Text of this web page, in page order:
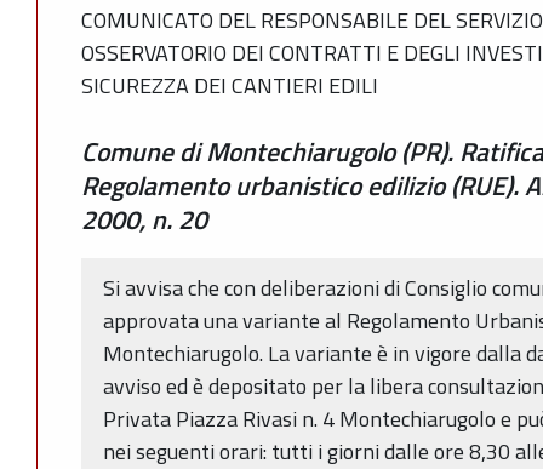
COMUNICATO DEL RESPONSABILE DEL
OSSERVATORIO DEI CONTRATTI E DEGLI
SICUREZZA DEI CANTIERI EDILI
Comune di Montechiarugolo (PR).
Regolamento urbanistico edilizio (RUE).
2000, n. 20
Si avvisa che con deliberazioni di Consiglio
approvata una variante al Regolamento
Montechiarugolo. La variante è in vigore dalla
avviso ed è depositato per la libera
Privata Piazza Rivasi n. 4 Montechiarugolo e
nei seguenti orari: tutti i giorni dalle ore 8,30